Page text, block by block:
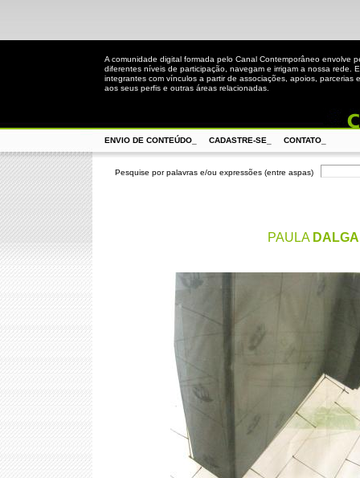
A comunidade digital formada pelo Canal Contemporâneo envolve
diferentes níveis de participação, navegam e irrigam a nossa rede.
integrantes com vínculos a partir de associações, apoios, parcerias
aos seus perfis e outras áreas relacionadas.
ENVIO DE CONTEÚDO_ CADASTRE-SE_ CONTATO_
Pesquise por palavras e/ou expressões (entre aspas)
PAULA